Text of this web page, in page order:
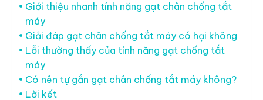
Giới thiệu nhanh tính năng gạt chân chống tắt
máy
Giải đáp gạt chân chống tắt máy có hại không
Lỗi thường thấy của tính năng gạt chống tắt
máy
Có nên tự gắn gạt chân chống tắt máy không?
Lời kết